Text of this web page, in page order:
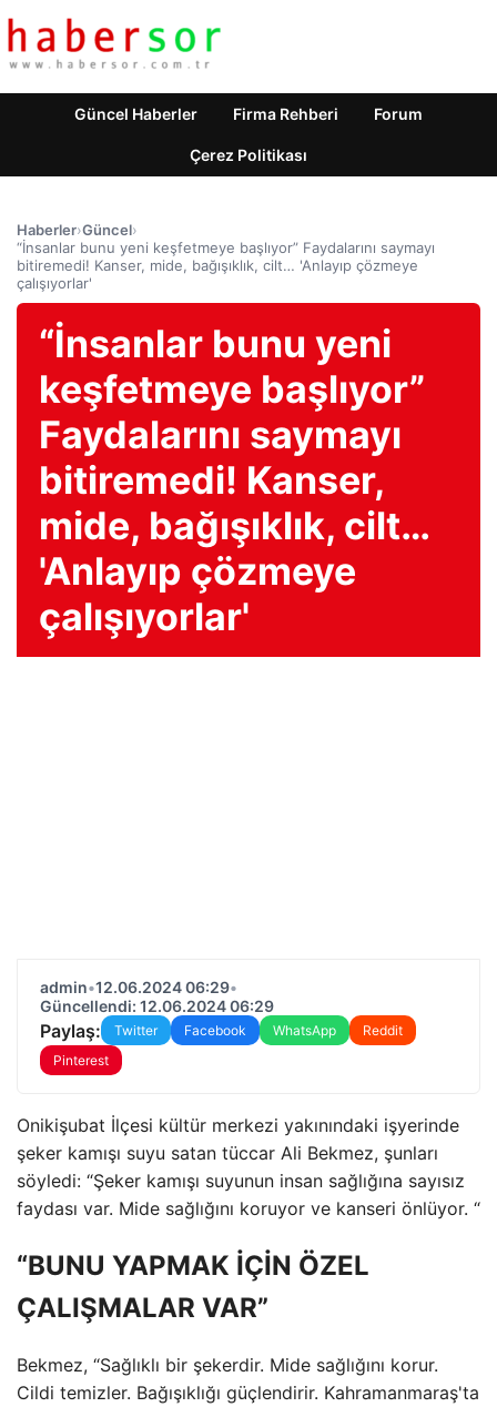
Güncel Haberler Firma Rehberi Forum
Çerez Politikası
Haberler›Güncel›
“İnsanlar bunu yeni keşfetmeye başlıyor” Faydalarını saymayı
bitiremedi! Kanser, mide, bağışıklık, cilt… 'Anlayıp çözmeye
çalışıyorlar'
“İnsanlar bunu yeni
keşfetmeye başlıyor”
Faydalarını saymayı
bitiremedi! Kanser,
mide, bağışıklık, cilt…
'Anlayıp çözmeye
çalışıyorlar'
admin•12.06.2024 06:29•
Güncellendi: 12.06.2024 06:29
Paylaş: Twitter Facebook WhatsApp
Reddit
Pinterest
Onikişubat İlçesi kültür merkezi yakınındaki işyerinde
şeker kamışı suyu satan tüccar Ali Bekmez, şunları
söyledi: “Şeker kamışı suyunun insan sağlığına sayısız
faydası var. Mide sağlığını koruyor ve kanseri önlüyor. “
“BUNU YAPMAK İÇİN ÖZEL
ÇALIŞMALAR VAR”
Bekmez, “Sağlıklı bir şekerdir. Mide sağlığını korur.
Cildi temizler. Bağışıklığı güçlendirir. Kahramanmaraş'ta